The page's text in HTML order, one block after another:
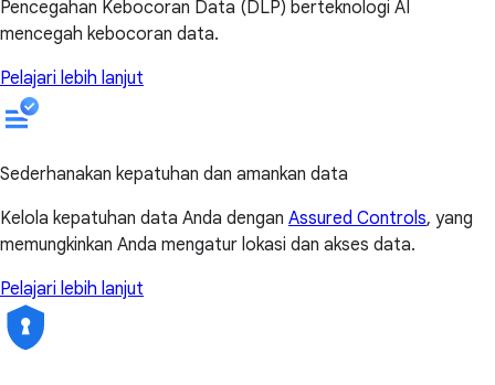
Pencegahan Kebocoran Data (DLP) berteknologi AI
mencegah kebocoran data.
Pelajari lebih lanjut
Sederhanakan kepatuhan dan amankan data
Kelola kepatuhan data Anda dengan Assured Controls, yang
memungkinkan Anda mengatur lokasi dan akses data.
Pelajari lebih lanjut